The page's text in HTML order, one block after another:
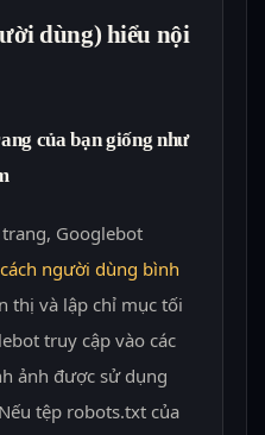
dùng) hiểu nội
của bạn giống như
Googlebot
người dùng bình
thị và lập chỉ mục tối
truy cập vào các
ảnh được sử dụng
tệp robots.txt của